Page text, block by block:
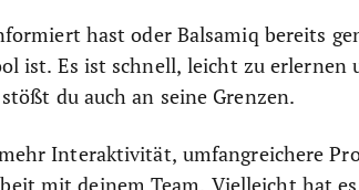
hast oder Balsamiq bereits
ist. Es ist schnell, leicht zu erlernen
du auch an seine Grenzen.
Interaktivität, umfangreichere
mit deinem Team. Vielleicht hat